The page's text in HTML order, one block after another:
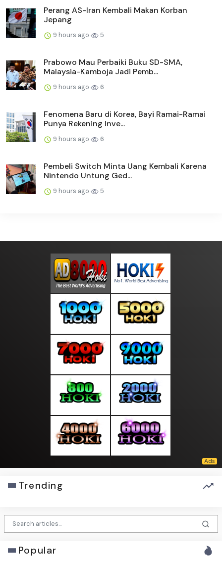
Perang AS-Iran Kembali Makan Korban
Jepang
9 hours ago 5
Prabowo Mau Perbaiki Buku SD-SMA,
Malaysia-Kamboja Jadi Pemb...
9 hours ago 6
Fenomena Baru di Korea, Bayi Ramai-Ramai
Punya Rekening Inve...
9 hours ago 6
Pembeli Switch Minta Uang Kembali Karena
Nintendo Untung Ged...
9 hours ago 5
Trending
Popular